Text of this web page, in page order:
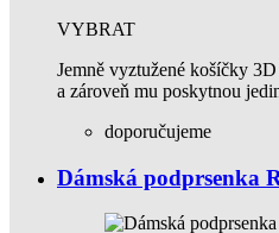
VYBRAT
Jemně vyztužené košíčky
a zároveň mu poskytnou
doporučujeme
Dámská podprsenka